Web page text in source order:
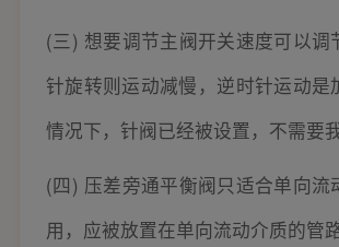
(三) 想要调节主阀开关速度可以调
针旋转则运动减慢，逆时针运动是
情况下，针阀已经被设置，不需要
(四) 压差旁通平衡阀只适合单向流
用，应被放置在单向流动介质的管路